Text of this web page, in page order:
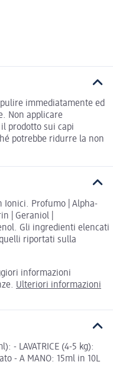
immediatamente ed
Non applicare
prodotto sui capi
potrebbe ridurre la non
Ionici. Profumo | Alpha-
| Geraniol |
Gli ingredienti elencati
riportati sulla
informazioni
Ulteriori informazioni
- LAVATRICE (4-5 kg):
- A MANO: 15ml in 10L